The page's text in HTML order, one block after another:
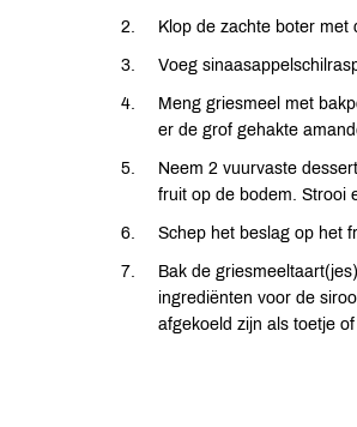
Klop de zachte boter met
Voeg
Meng griesmeel met
er de grof gehakte
Neem 2 vuurvaste
fruit op de bodem. Strooi
Schep het beslag op het
Bak de
ingrediënten voor de
afgekoeld zijn als toetje